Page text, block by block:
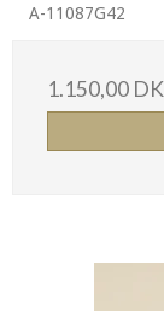
A-11087G42
1.150,00